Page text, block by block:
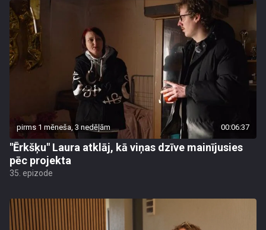
pirms 1 mēneša, 3 nedēļām 00:06:37
"Ērkšķu" Laura atklāj, kā viņas dzīve mainījusies
pēc projekta
35. epizode